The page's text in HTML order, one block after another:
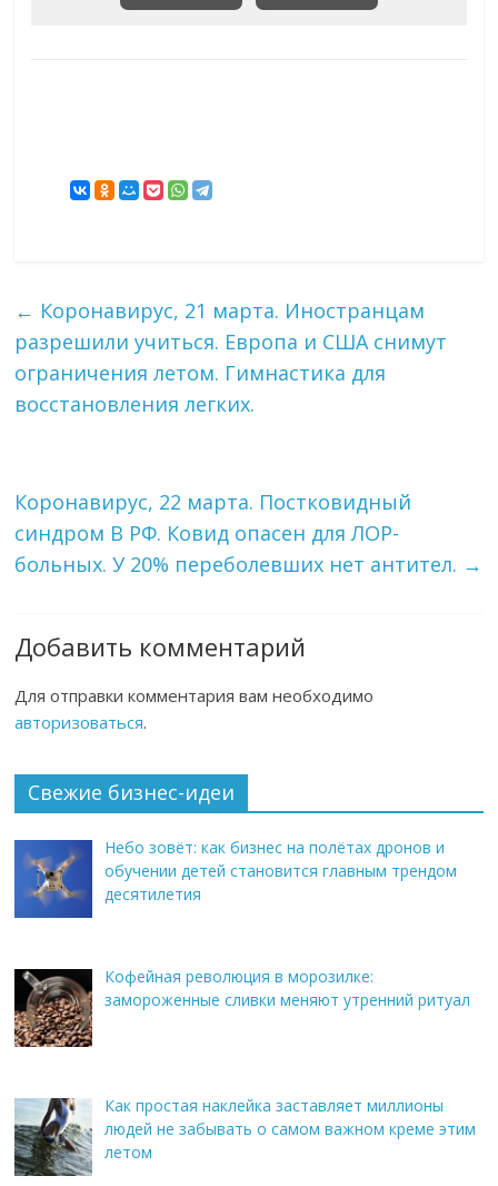
← Коронавирус, 21 марта. Иностранцам
разрешили учиться. Европа и США снимут
ограничения летом. Гимнастика для
восстановления легких.
Коронавирус, 22 марта. Постковидный
синдром В РФ. Ковид опасен для ЛОР-
больных. У 20% переболевших нет антител. →
Добавить комментарий
Для отправки комментария вам необходимо
авторизоваться.
Свежие бизнес-идеи
Небо зовёт: как бизнес на полётах дронов и
обучении детей становится главным трендом
десятилетия
Кофейная революция в морозилке:
замороженные сливки меняют утренний ритуал
Как простая наклейка заставляет миллионы
людей не забывать о самом важном креме этим
летом